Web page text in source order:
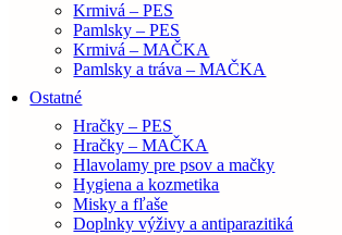
Krmivá – PES
Pamlsky – PES
Krmivá – MAČKA
Pamlsky a tráva – MAČKA
Ostatné
Hračky – PES
Hračky – MAČKA
Hlavolamy pre psov a mačky
Hygiena a kozmetika
Misky a fľaše
Doplnky výživy a antiparazitiká